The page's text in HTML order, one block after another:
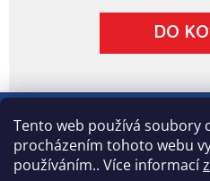
Tento web používá soubory
procházením tohoto webu
používáním.. Více informací
5
DO
Z